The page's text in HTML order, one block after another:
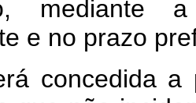
mediante
e no prazo
concedida